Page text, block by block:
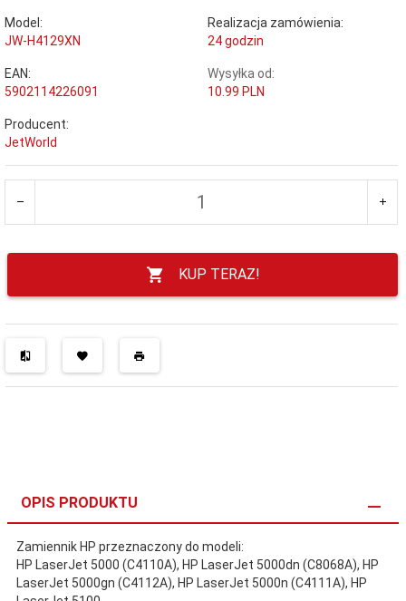
Model:
JW-H4129XN
Realizacja zamówienia:
24 godzin
EAN:
5902114226091
Wysyłka od:
10.99 PLN
Producent:
JetWorld
KUP TERAZ!
OPIS PRODUKTU
Zamiennik HP przeznaczony do modeli:
HP LaserJet 5000 (C4110A), HP LaserJet 5000dn (C8068A), HP
LaserJet 5000gn (C4112A), HP LaserJet 5000n (C4111A), HP